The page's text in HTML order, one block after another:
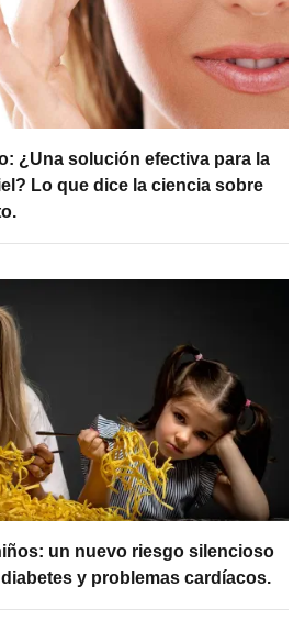
¿Una solución efectiva para la
Lo que dice la ciencia sobre
un nuevo riesgo silencioso
y problemas cardíacos.